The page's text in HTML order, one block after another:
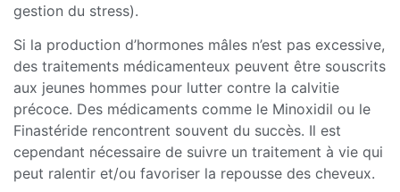
gestion du stress).
Si la production d’hormones mâles n’est pas excessive,
des traitements médicamenteux peuvent être souscrits
aux jeunes hommes pour lutter contre la calvitie
précoce. Des médicaments comme le Minoxidil ou le
Finastéride rencontrent souvent du succès. Il est
cependant nécessaire de suivre un traitement à vie qui
peut ralentir et/ou favoriser la repousse des cheveux.